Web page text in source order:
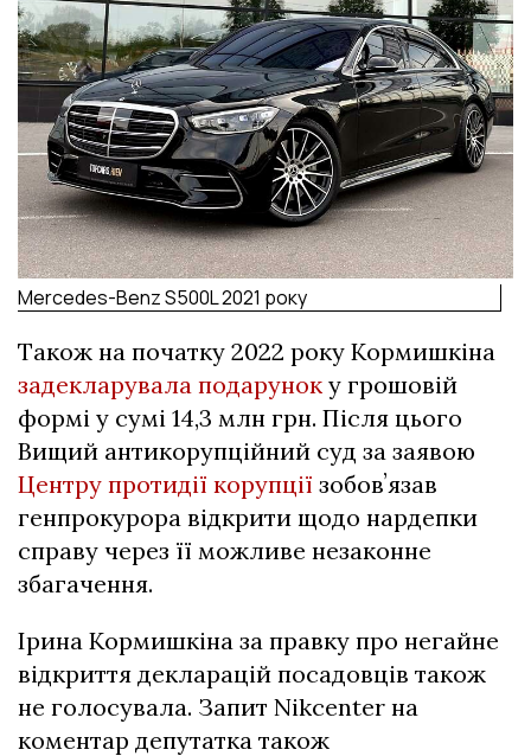
Mercedes-Benz S500L 2021 року
Також на початку 2022 року Кормишкіна
задекларувала подарунок у грошовій
формі у сумі 14,3 млн грн. Після цього
Вищий антикорупційний суд за заявою
Центру протидії корупції зобовʼязав
генпрокурора відкрити щодо нардепки
справу через її можливе незаконне
збагачення.
Ірина Кормишкіна за правку про негайне
відкриття декларацій посадовців також
не голосувала. Запит Nikcenter на
коментар депутатка також